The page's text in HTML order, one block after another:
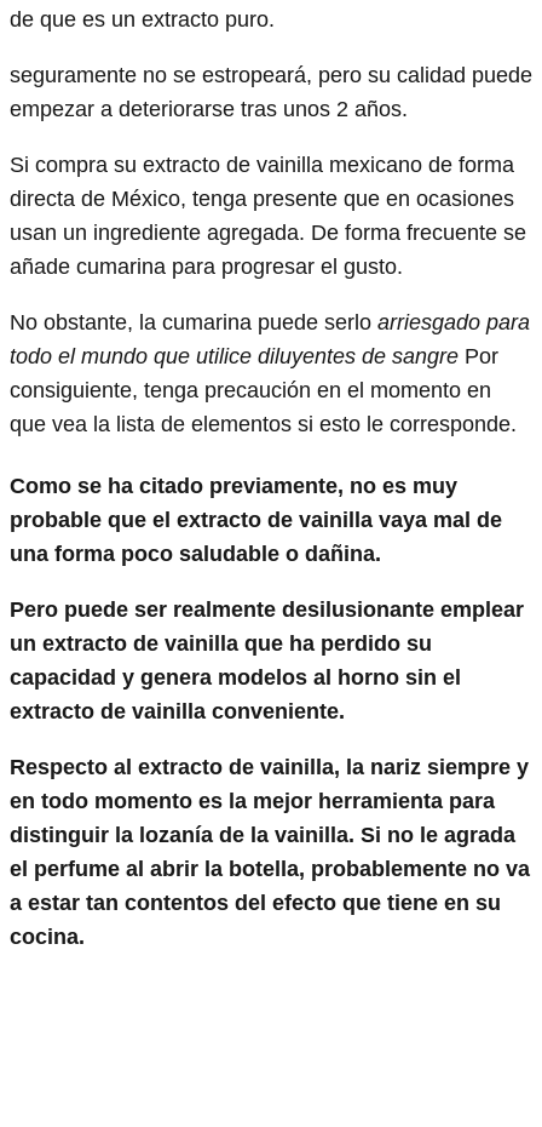
de que es un extracto puro.
seguramente no se estropeará, pero su calidad puede
empezar a deteriorarse tras unos 2 años.
Si compra su extracto de vainilla mexicano de forma
directa de México, tenga presente que en ocasiones
usan un ingrediente agregada. De forma frecuente se
añade cumarina para progresar el gusto.
No obstante, la cumarina puede serlo arriesgado para
todo el mundo que utilice diluyentes de sangre Por
consiguiente, tenga precaución en el momento en
que vea la lista de elementos si esto le corresponde.
Como se ha citado previamente, no es muy
probable que el extracto de vainilla vaya mal de
una forma poco saludable o dañina.
Pero puede ser realmente desilusionante emplear
un extracto de vainilla que ha perdido su
capacidad y genera modelos al horno sin el
extracto de vainilla conveniente.
Respecto al extracto de vainilla, la nariz siempre y
en todo momento es la mejor herramienta para
distinguir la lozanía de la vainilla. Si no le agrada
el perfume al abrir la botella, probablemente no va
a estar tan contentos del efecto que tiene en su
cocina.